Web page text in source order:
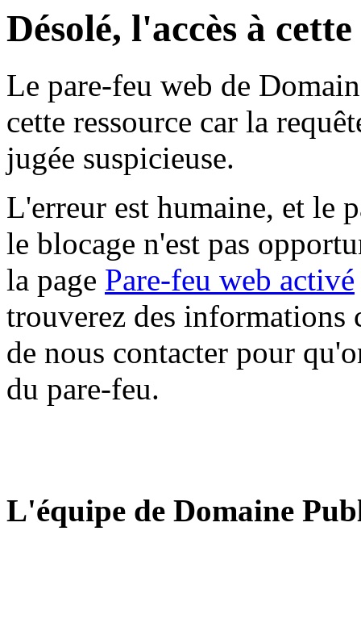
Désolé, l'accès à
Le pare-feu web de
cette ressource car la
jugée suspicieuse.
L'erreur est humaine, et le
le blocage n'est pas
la page Pare-feu web activé
trouverez des informations
de nous contacter pour
du pare-feu.
L'équipe de Domaine